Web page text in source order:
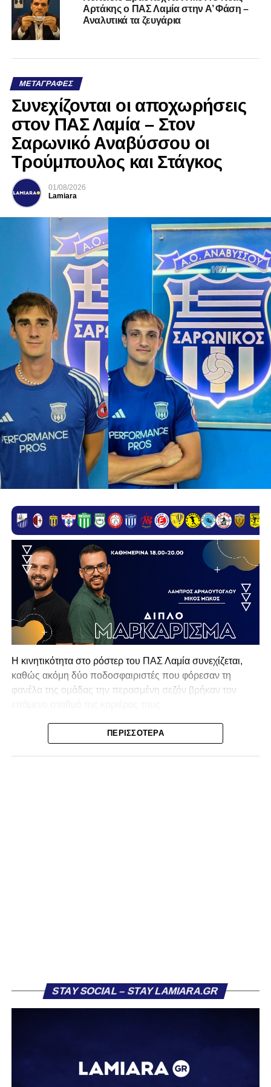
Αρτάκης ο ΠΑΣ Λαμία στην Α’ Φάση –
Αναλυτικά τα ζευγάρια
ΜΕΤΑΓΡΑΦΈΣ
Συνεχίζονται οι αποχωρήσεις
στον ΠΑΣ Λαμία – Στον
Σαρωνικό Αναβύσσου οι
Τρούμπουλος και Στάγκος
01/08/2026
Lamiara
Η κινητικότητα στο ρόστερ του ΠΑΣ Λαμία συνεχίζεται,
καθώς ακόμη δύο ποδοσφαιριστές που φόρεσαν τη
φανέλα της ομάδας την περασμένη σεζόν βρήκαν τον
Ο λόγος για τον Βασίλη Τρούμπουλο και τον Χρυσόστομο
Στάγκο, οι οποίοι θα συνεχίσουν μαζί την ποδοσφαιρική
«Ο Α.Ο. Σαρωνικός Αναβύσσου ανακοινώνει την
περσινή σεζόν πραγματοποίησε γεμάτη χρονιά στη Γ’
ΠΕΡΙΣΣΌΤΕΡΑ
STAY SOCIAL – STAY LAMIARA.GR